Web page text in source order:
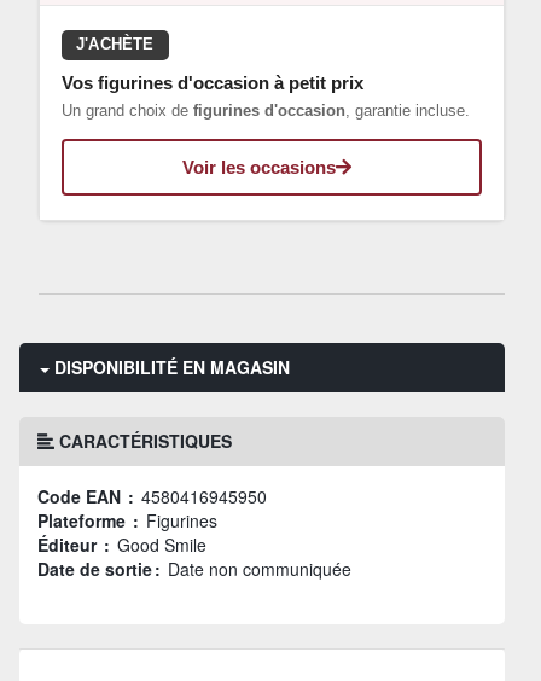
J'ACHÈTE
Vos figurines d'occasion à petit prix
Un grand choix de figurines d'occasion, garantie incluse.
Voir les occasions
DISPONIBILITÉ EN MAGASIN
CARACTÉRISTIQUES
Code EAN : 4580416945950
Plateforme : Figurines
Éditeur : Good Smile
Date de sortie : Date non communiquée